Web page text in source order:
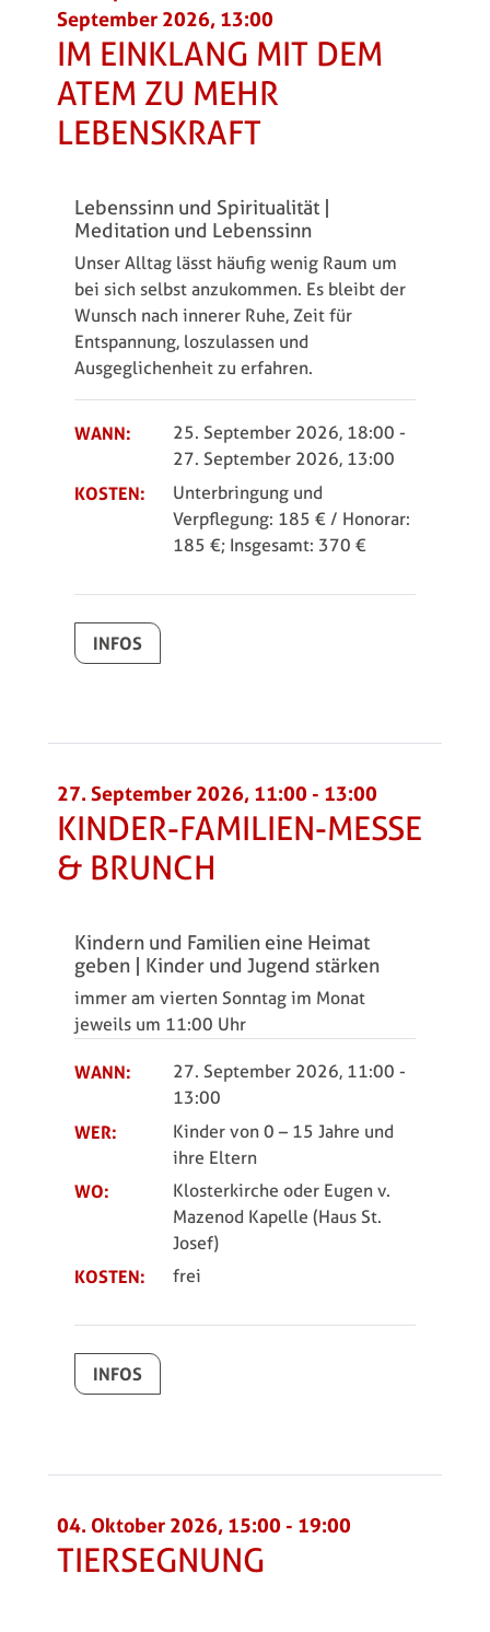
September 2026, 13:00
IM EINKLANG MIT DEM
ATEM ZU MEHR
LEBENSKRAFT
Lebenssinn und Spiritualität |
Meditation und Lebenssinn
Unser Alltag lässt häufig wenig Raum um
bei sich selbst anzukommen. Es bleibt der
Wunsch nach innerer Ruhe, Zeit für
Entspannung, loszulassen und
Ausgeglichenheit zu erfahren.
WANN: 25. September 2026, 18:00 -
27. September 2026, 13:00
KOSTEN:
Unterbringung und
Verpflegung: 185 € / Honorar:
185 €; Insgesamt: 370 €
INFOS
27. September 2026, 11:00 - 13:00
KINDER-FAMILIEN-MESSE
& BRUNCH
Kindern und Familien eine Heimat
geben | Kinder und Jugend stärken
immer am vierten Sonntag im Monat
jeweils um 11:00 Uhr
WANN: 27. September 2026, 11:00 -
13:00
WER:
Kinder von 0 – 15 Jahre und
ihre Eltern
WO:
Klosterkirche oder Eugen v.
Mazenod Kapelle (Haus St.
Josef)
KOSTEN: frei
INFOS
04. Oktober 2026, 15:00 - 19:00
TIERSEGNUNG